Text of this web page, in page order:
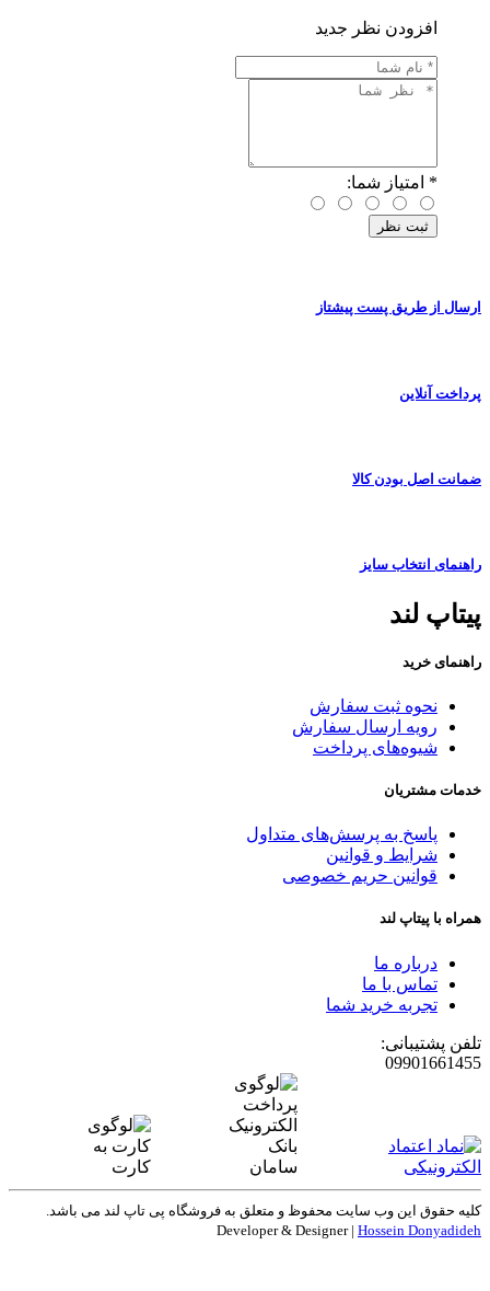
افزودن نظر جدید
* امتیاز شما:
ارسال از طریق پست پیشتاز
پرداخت آنلاین
ضمانت اصل بودن کالا
راهنمای انتخاب سایز
پیتاپ لند
راهنمای خرید
نحوه ثبت سفارش
رویه ارسال سفارش
شیوه‌های پرداخت
خدمات مشتریان
پاسخ به پرسش‌های متداول
شرایط و قوانین
قوانین حریم خصوصی
همراه با پیتاپ لند
درباره ما
تماس با ما
تجربه خرید شما
تلفن پشتیبانی:
09901661455
کلیه حقوق این وب سایت محفوظ و متعلق به فروشگاه پی تاپ لند می باشد.
Developer & Designer | Hossein Donyadideh